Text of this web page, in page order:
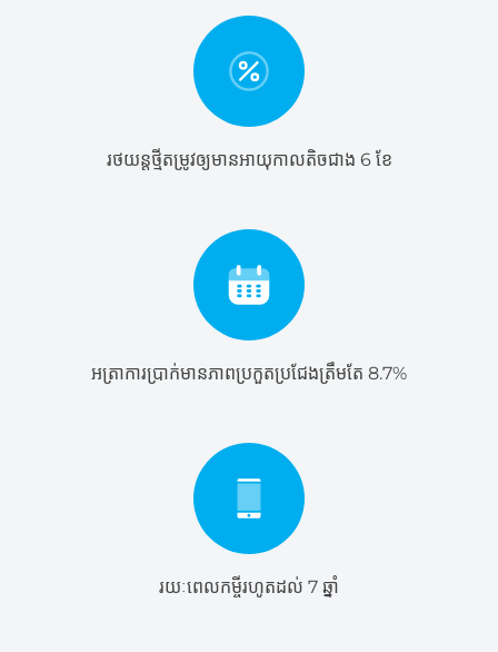
រថយន្តថ្មីតម្រូវឲ្យមានអាយុកាលតិចជាង 6 ខែ
អត្រាការប្រាក់មានភាពប្រកួតប្រជែងត្រឹមតែ​ 8.7%
រយៈពេលកម្ចីរហូតដល់ 7 ឆ្នាំ